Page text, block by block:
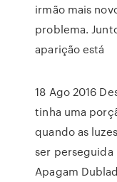
irmão mais
problema.
aparição está
18 Ago 2016
tinha uma
quando as
ser perseguida
Apagam